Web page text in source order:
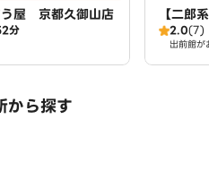
う屋 京都久御山店
分
【二郎
丼】豚
2.0(7)
出前館が
から探す